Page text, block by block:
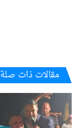
مقالات ذات صلة